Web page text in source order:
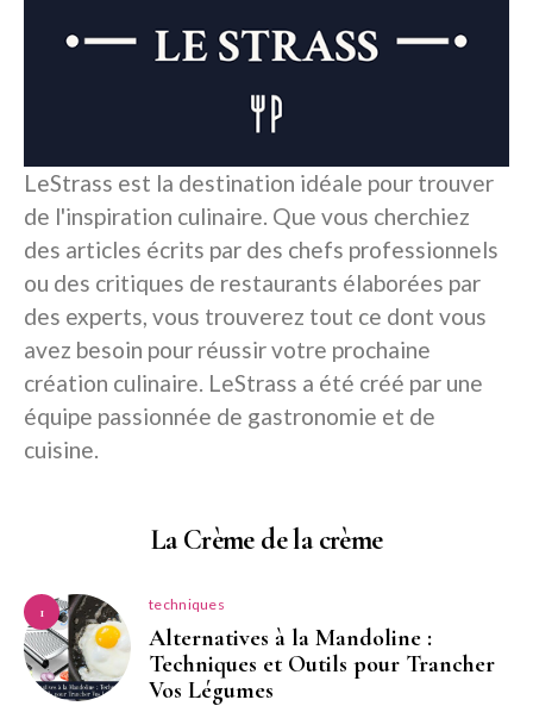
LeStrass est la destination idéale pour trouver
de l'inspiration culinaire. Que vous cherchiez
des articles écrits par des chefs professionnels
ou des critiques de restaurants élaborées par
des experts, vous trouverez tout ce dont vous
avez besoin pour réussir votre prochaine
création culinaire. LeStrass a été créé par une
équipe passionnée de gastronomie et de
cuisine.
La Crème de la crème
1 techniques
Alternatives à la Mandoline :
Techniques et Outils pour Trancher
Vos Légumes